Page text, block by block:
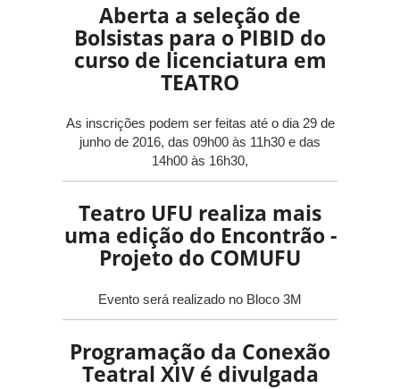
Aberta a seleção de
Bolsistas para o PIBID do
curso de licenciatura em
TEATRO
As inscrições podem ser feitas até o dia 29 de
junho de 2016, das 09h00 às 11h30 e das
14h00 às 16h30,
Teatro UFU realiza mais
uma edição do Encontrão -
Projeto do COMUFU
Evento será realizado no Bloco 3M
Programação da Conexão
Teatral XIV é divulgada